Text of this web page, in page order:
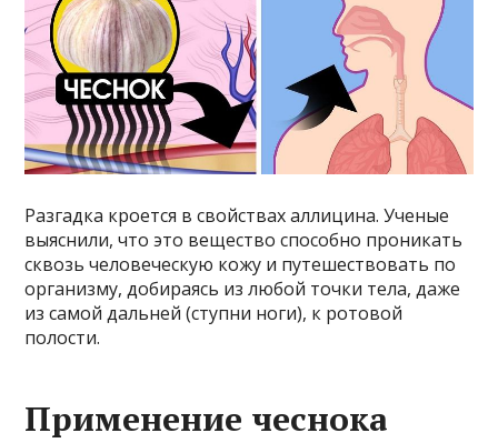
Разгадка кроется в свойствах аллицина. Ученые
выяснили, что это вещество способно проникать
сквозь человеческую кожу и путешествовать по
организму, добираясь из любой точки тела, даже
из самой дальней (ступни ноги), к ротовой
полости.
Применение чеснока